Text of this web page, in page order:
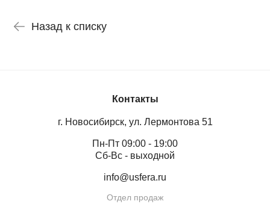
Назад к списку
Контакты
г. Новосибирск, ул. Лермонтова 51
Пн-Пт 09:00 - 19:00
Сб-Вс - выходной
info@usfera.ru
Отдел продаж